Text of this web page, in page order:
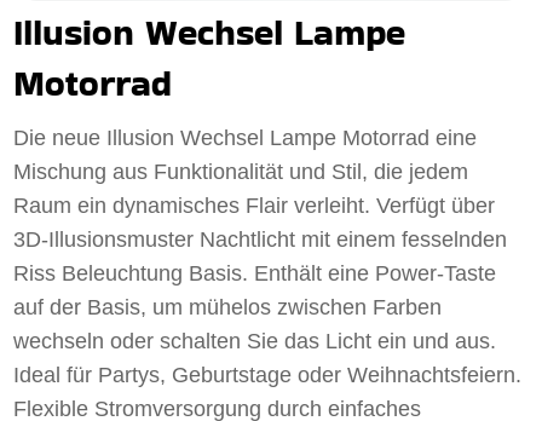
Illusion Wechsel Lampe
Motorrad
Die neue Illusion Wechsel Lampe Motorrad eine
Mischung aus Funktionalität und Stil, die jedem
Raum ein dynamisches Flair verleiht. Verfügt über
3D-Illusionsmuster Nachtlicht mit einem fesselnden
Riss Beleuchtung Basis. Enthält eine Power-Taste
auf der Basis, um mühelos zwischen Farben
wechseln oder schalten Sie das Licht ein und aus.
Ideal für Partys, Geburtstage oder Weihnachtsfeiern.
Flexible Stromversorgung durch einfaches